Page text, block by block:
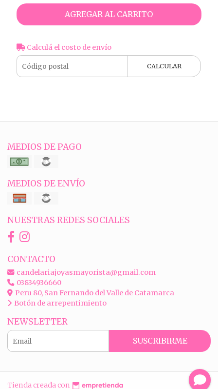
AGREGAR AL CARRITO
Calculá el costo de envío
CALCULAR
MEDIOS DE PAGO
MEDIOS DE ENVÍO
NUESTRAS REDES SOCIALES
CONTACTO
candelariajoyasmayorista@gmail.com
03834936660
Peru 80, San Fernando del Valle de Catamarca
Botón de arrepentimiento
NEWSLETTER
SUSCRIBIRME
Tienda creada con